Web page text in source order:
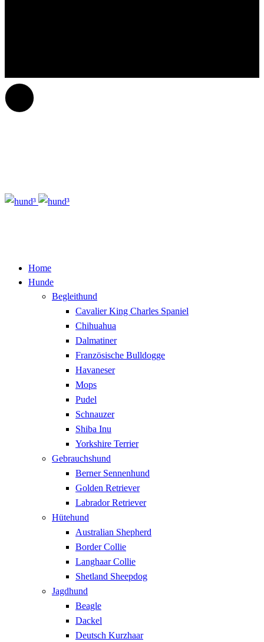
Home
Hunde
Begleithund
Cavalier King Charles Spaniel
Chihuahua
Dalmatiner
Französische Bulldogge
Havaneser
Mops
Pudel
Schnauzer
Shiba Inu
Yorkshire Terrier
Gebrauchshund
Berner Sennenhund
Golden Retriever
Labrador Retriever
Hütehund
Australian Shepherd
Border Collie
Langhaar Collie
Shetland Sheepdog
Jagdhund
Beagle
Dackel
Deutsch Kurzhaar